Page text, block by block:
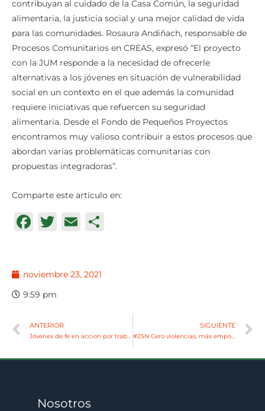
noviembre 23, 2021
9:59 pm
ANTERIOR SIGUIENTE
#25N Cero violencias, más empoderamiento
contribuyan al cuidado de la Casa Común, la seguridad
alimentaria, la justicia social y una mejor calidad de vida
para las comunidades. Rosaura Andiñach, responsable de
Procesos Comunitarios en CREAS, expresó “El proyecto
con la JUM responde a la necesidad de ofrecerle
alternativas a los jóvenes en situación de vulnerabilidad
social en un contexto en el que además la comunidad
requiere iniciativas que refuercen su seguridad
alimentaria. Desde el Fondo de Pequeños Proyectos
encontramos muy valioso contribuir a estos procesos que
abordan varias problemáticas comunitarias con
propuestas integradoras”.
Comparte este artículo en:
Facebook
Twitter
Email
Nosotros